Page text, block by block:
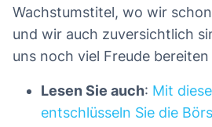
Wachstumstitel, wo wir
und wir auch zuversichtlich
uns noch viel Freude
Lesen Sie auch: Mit
entschlüsseln Sie die